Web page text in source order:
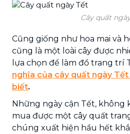
Cây quất
Cũng giống như hoa mai và
cũng là một loài cây được
lựa chọn để làm đồ trang trí
nghĩa của cây quất ngày
biết.
Những ngày cận Tết, không
mua được một cây quất
chúng xuất hiện hầu hết